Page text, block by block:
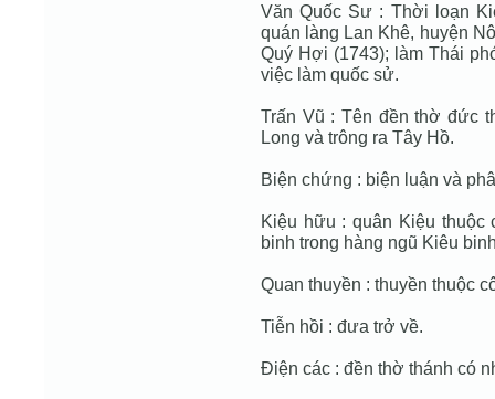
Văn Quốc Sư : Thời loạn
quán làng Lan Khê, huyện
Quý Hợi (1743); làm Thái
việc làm quốc sử.
Trấn Vũ : Tên đền thờ đức
Long và trông ra Tây Hồ.
Biện chứng : biện luận và
Kiệu hữu : quân Kiệu
binh trong hàng ngũ Kiêu
Quan thuyền : thuyền thuộc
Tiễn hồi : đưa trở về.
Điện các : đền thờ thánh có